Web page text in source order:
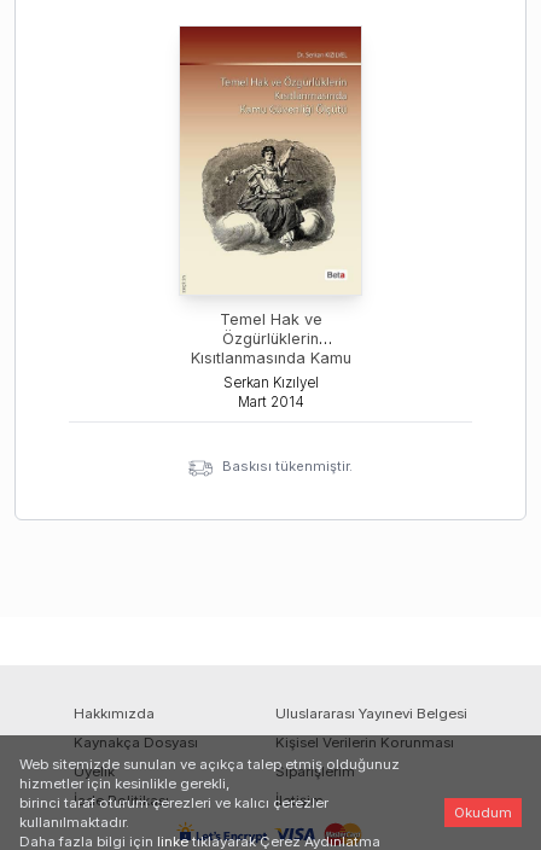
Temel Hak ve
Özgürlüklerin
Kısıtlanmasında Kamu
Güvenliği Ölçütü
Serkan Kızılyel
Mart 2014
Baskısı tükenmiştir.
Hakkımızda
Uluslararası Yayınevi Belgesi
Kaynakça Dosyası
Kişisel Verilerin Korunması
Üyelik
Siparişlerim
İade Politikası
İletişim
Web sitemizde sunulan ve açıkça talep etmiş olduğunuz
hizmetler için kesinlikle gerekli,
birinci taraf oturum çerezleri ve kalıcı çerezler
kullanılmaktadır.
Daha fazla bilgi için linke tıklayarak Çerez Aydınlatma
Okudum